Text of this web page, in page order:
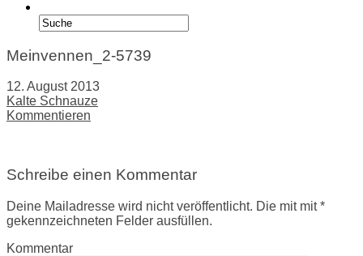
Meinvennen_2-5739
12. August 2013
Kalte Schnauze
Kommentieren
Schreibe einen Kommentar
Deine Mailadresse wird nicht veröffentlicht. Die mit mit *
gekennzeichneten Felder ausfüllen.
Kommentar